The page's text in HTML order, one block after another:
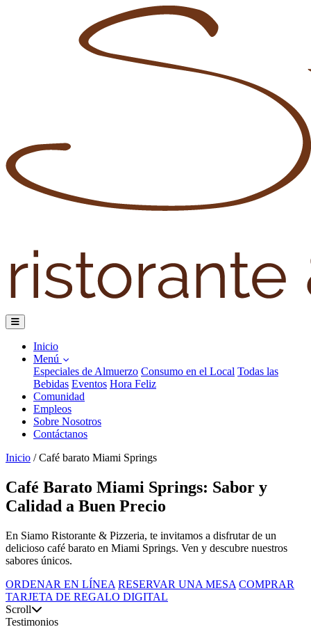
Inicio
Menú
Especiales de Almuerzo Consumo en el Local Todas las
Bebidas Eventos Hora Feliz
Comunidad
Empleos
Sobre Nosotros
Contáctanos
Inicio / Café barato Miami Springs
Café Barato Miami Springs: Sabor y
Calidad a Buen Precio
En Siamo Ristorante & Pizzeria, te invitamos a disfrutar de un
delicioso café barato en Miami Springs. Ven y descubre nuestros
sabores únicos.
ORDENAR EN LÍNEA RESERVAR UNA MESA COMPRAR
TARJETA DE REGALO DIGITAL
Scroll
Testimonios